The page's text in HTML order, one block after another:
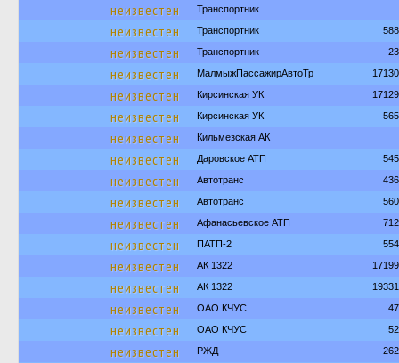
неизвестен Транспортник
неизвестен Транспортник
неизвестен Транспортник
неизвестен МалмыжПассажирАвтоТр
неизвестен Кирсинская УК
неизвестен Кирсинская УК
неизвестен Кильмезская АК
неизвестен Даровское АТП
неизвестен Автотранс
неизвестен Автотранс
неизвестен Афанасьевское АТП
неизвестен ПАТП-2
неизвестен АК 1322
неизвестен АК 1322
неизвестен ОАО КЧУС
неизвестен ОАО КЧУС
неизвестен РЖД